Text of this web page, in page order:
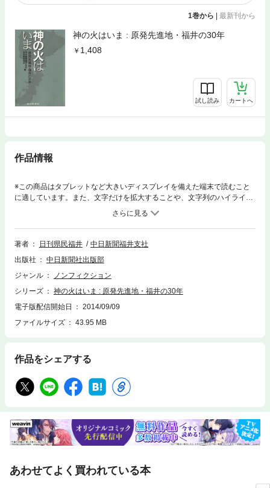
1巻から 最新刊から
神の火はいま : 原発先進地・福井の30年
1,408
試し読み カートへ
作品情報
※この商品はタブレットなど大きいディスプレイを備えた端末で読むこと
に適しています。また、文字だけを拡大することや、文字列のハイライ
ト、検索、辞書の参照、引用などの機能が使用できません。2001年発行。
中日新聞、日刊県民福井で連載！国内最多の15基の原発を抱えている福井
県。原発で働く技術者、周辺の住民、政治家、マスコミ…「推進」「反
対」どちらにも偏らず等身大の「原発のまち・人」を伝える。
著者 日刊県民福井
中日新聞福井支社
出版社
中日新聞社出版部
ジャンル
ノンフィクション
シリーズ
神の火はいま : 原発先進地・福井の30年
電子版配信開始日
2014/09/09
ファイルサイズ
43.95 MB
作品をシェアする
あわせてよく買われている本